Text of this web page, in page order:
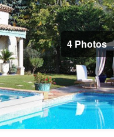
4 Photos